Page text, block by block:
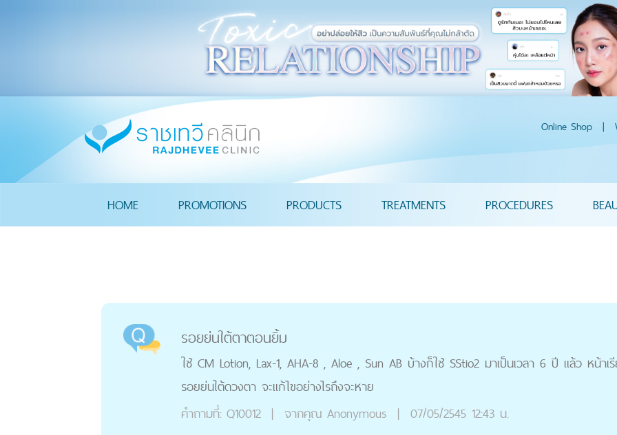
Online Shop |
HOME PROMOTIONS PRODUCTS TREATMENTS PROCEDURES
รอยย่นใต้ตาตอนยิ้ม
ใช้ CM Lotion, Lax-1, AHA-8 , Aloe , Sun AB บ้างก็ใช้ SStio2 มาเป็นเวลา 6 ปี แล้ว หน้าเ
รอยย่นใต้ดวงตา จะแก้ไขอย่างไรถึงจะหาย
คำถามที่: Q10012 | จากคุณ Anonymous | 07/05/2545 12:43 น.